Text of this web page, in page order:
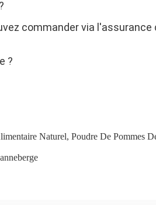
commander via
?
Naturel, Poudre De Pommes